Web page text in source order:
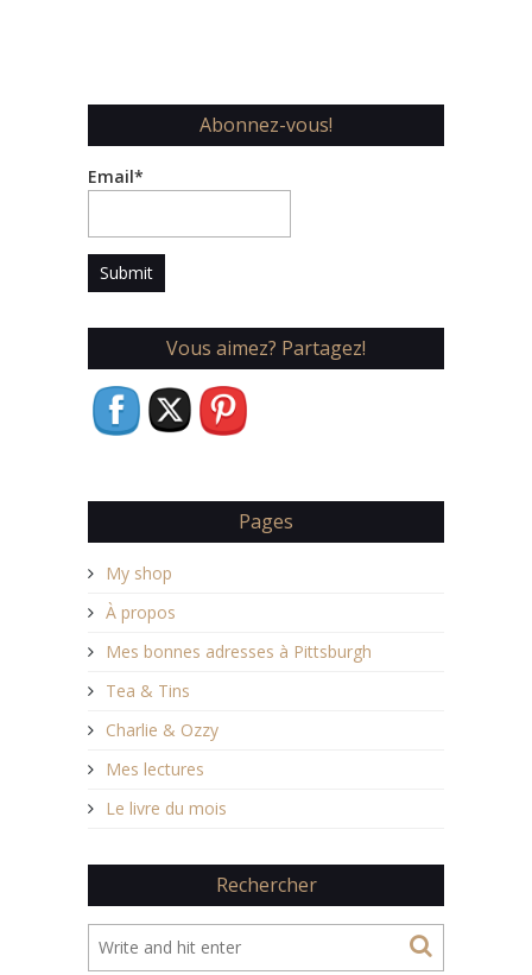
Abonnez-vous!
Email*
Vous aimez? Partagez!
Pages
My shop
À propos
Mes bonnes adresses à Pittsburgh
Tea & Tins
Charlie & Ozzy
Mes lectures
Le livre du mois
Rechercher